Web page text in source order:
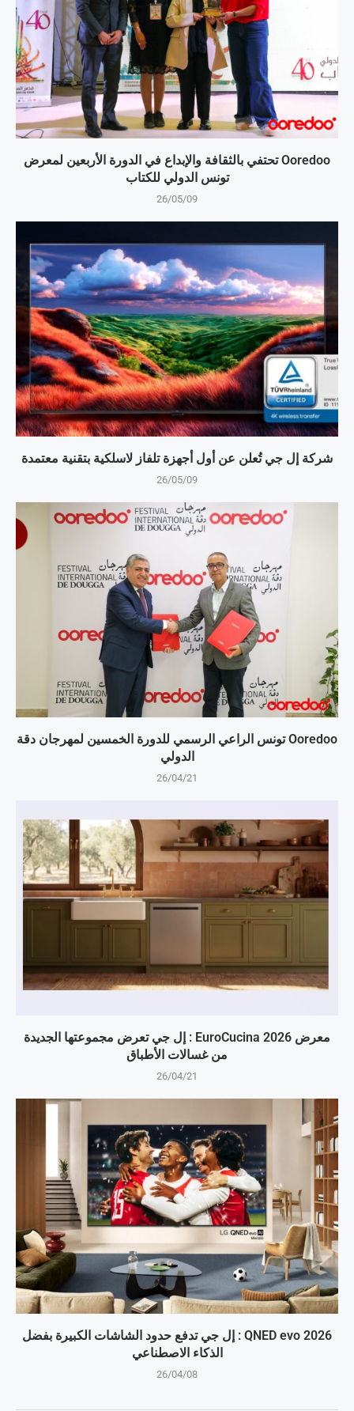
Ooredoo تحتفي بالثقافة والإبداع في الدورة الأربعين لمعرض
تونس الدولي للكتاب
26/05/09
شركة إل جي تُعلن عن أول أجهزة تلفاز لاسلكية بتقنية معتمدة
26/05/09
Ooredoo تونس الراعي الرسمي للدورة الخمسين لمهرجان دقة
الدولي
26/04/21
معرض EuroCucina 2026 : إل جي تعرض مجموعتها الجديدة
من غسالات الأطباق
26/04/21
QNED evo 2026 : إل جي تدفع حدود الشاشات الكبيرة بفضل
الذكاء الاصطناعي
26/04/08